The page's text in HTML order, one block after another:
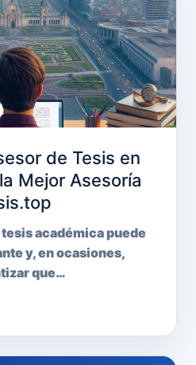
de Tesis en
Mejor Asesoría
académica puede
y, en ocasiones,
que…